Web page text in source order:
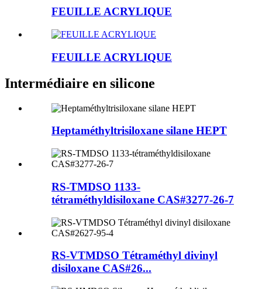
FEUILLE ACRYLIQUE
FEUILLE ACRYLIQUE
Intermédiaire en silicone
Heptaméthyltrisiloxane silane HEPT
RS-TMDSO 1133-
tétraméthyldisiloxane CAS#3277-26-7
RS-VTMDSO Tétraméthyl divinyl
disiloxane CAS#26...